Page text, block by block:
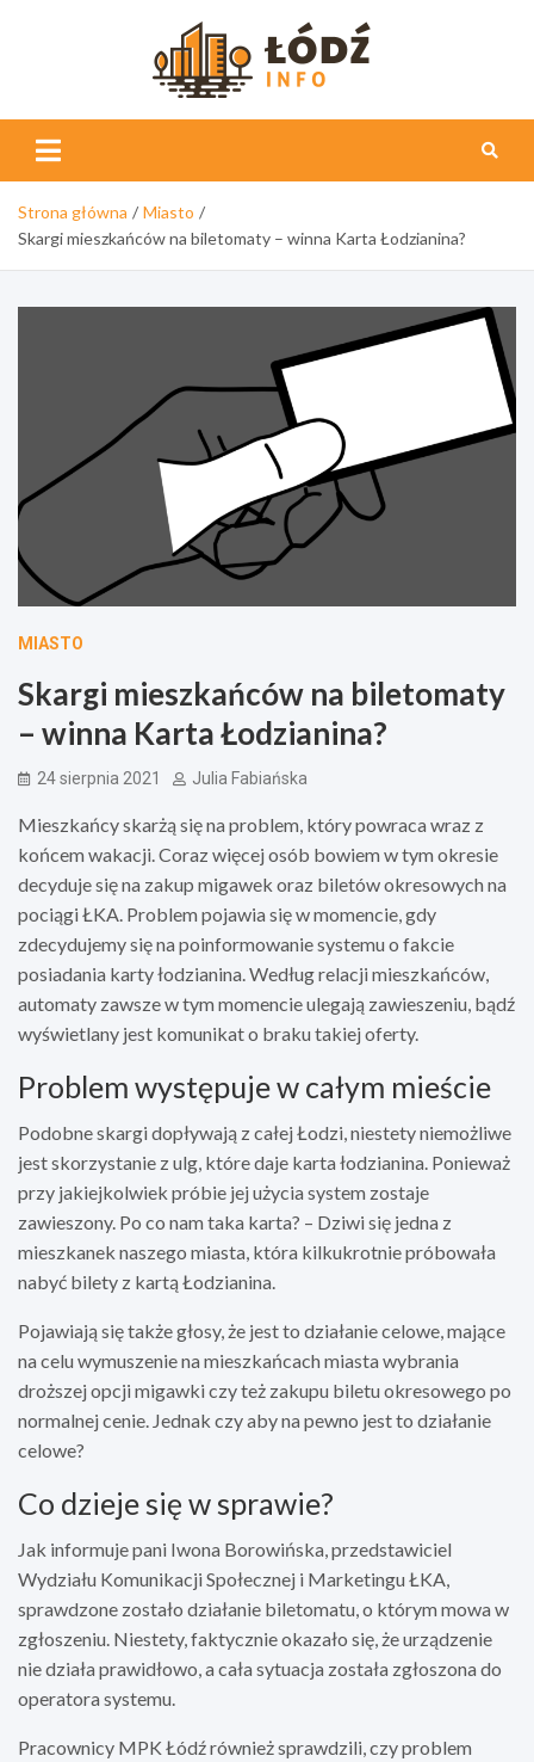
Info
Strona główna
Miasto
Skargi mieszkańców na biletomaty – winna Karta Łodzianina?
MIASTO
Skargi mieszkańców na biletomaty
– winna Karta Łodzianina?
24 sierpnia 2021 Julia Fabiańska
Mieszkańcy skarżą się na problem, który powraca wraz z
końcem wakacji. Coraz więcej osób bowiem w tym okresie
decyduje się na zakup migawek oraz biletów okresowych na
pociągi ŁKA. Problem pojawia się w momencie, gdy
zdecydujemy się na poinformowanie systemu o fakcie
posiadania karty łodzianina. Według relacji mieszkańców,
automaty zawsze w tym momencie ulegają zawieszeniu, bądź
wyświetlany jest komunikat o braku takiej oferty.
Problem występuje w całym mieście
Podobne skargi dopływają z całej Łodzi, niestety niemożliwe
jest skorzystanie z ulg, które daje karta łodzianina. Ponieważ
przy jakiejkolwiek próbie jej użycia system zostaje
zawieszony. Po co nam taka karta? – Dziwi się jedna z
mieszkanek naszego miasta, która kilkukrotnie próbowała
nabyć bilety z kartą Łodzianina.
Pojawiają się także głosy, że jest to działanie celowe, mające
na celu wymuszenie na mieszkańcach miasta wybrania
droższej opcji migawki czy też zakupu biletu okresowego po
normalnej cenie. Jednak czy aby na pewno jest to działanie
celowe?
Co dzieje się w sprawie?
Jak informuje pani Iwona Borowińska, przedstawiciel
Wydziału Komunikacji Społecznej i Marketingu ŁKA,
sprawdzone zostało działanie biletomatu, o którym mowa w
zgłoszeniu. Niestety, faktycznie okazało się, że urządzenie
nie działa prawidłowo, a cała sytuacja została zgłoszona do
operatora systemu.
Pracownicy MPK Łódź również sprawdzili, czy problem